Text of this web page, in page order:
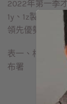
2022年第一季
1y、1z製程落
領先優勢。
表一、相較於
布署